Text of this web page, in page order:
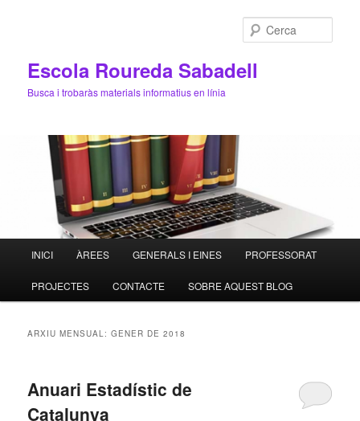
Escola Roureda Sabadell
Busca i trobaràs materials informatius en línia
principal
Aneu
al
Aneu
al
INICI ÀREES GENERALS I EINES PROFESSORAT
PROJECTES CONTACTE SOBRE AQUEST BLOG
ARXIU MENSUAL:GENER DE 2018
Anuari Estadístic de
Catalunya